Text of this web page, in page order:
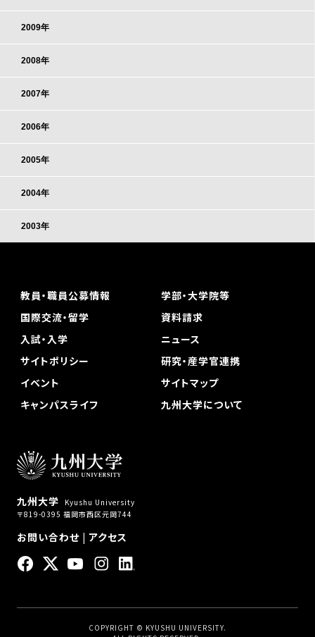
2009年
2008年
2007年
2006年
2005年
2004年
2003年
九州大学
Kyushu University
〒819-0395 福岡市西区元岡744
お問い合わせ| アクセス
教員・職員公募情報
学部・大学院等
国際交流・留学
資料請求
入試・入学
ニュース
サイトポリシー
研究・産学官連携
イベント
サイトマップ
キャンパスライフ
九州大学について
COPYRIGHT © KYUSHU UNIVERSITY.